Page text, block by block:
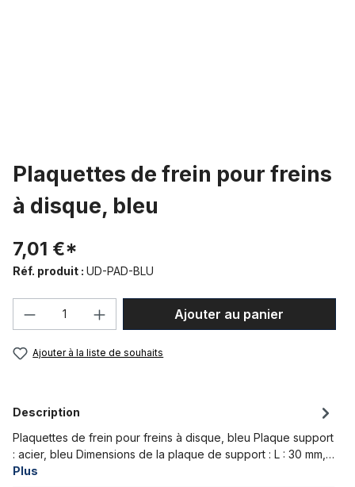
Plaquettes de frein pour freins
à disque, bleu
7,01 €*
Réf. produit : UD-PAD-BLU
Quantité de produit : Entrez la
Ajouter au panier
Ajouter à la liste de souhaits
Description
Plaquettes de frein pour freins à disque, bleu Plaque support
: acier, bleu Dimensions de la plaque de support : L : 30 mm,…
Plus